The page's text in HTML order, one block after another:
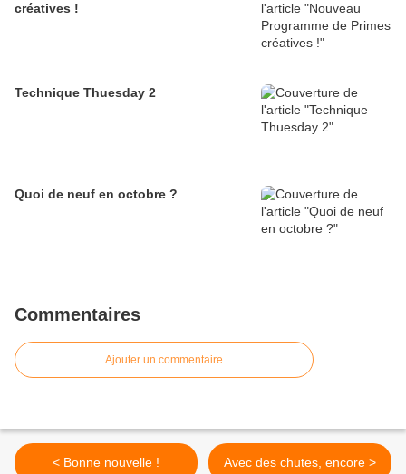
créatives !
Technique Thuesday 2
Quoi de neuf en octobre ?
Commentaires
Ajouter un commentaire
< Bonne nouvelle ! Avec des chutes, encore >